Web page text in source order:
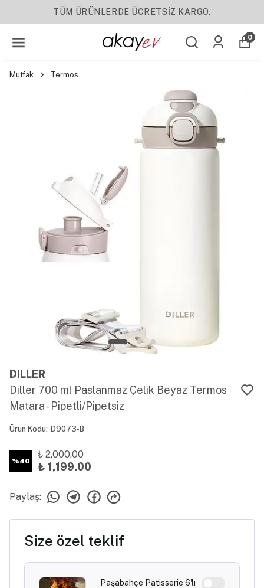
TÜM ÜRÜNLERDE ÜCRETSİZ KARGO.
0
Mutfak Termos
DILLER
Diller 700 ml Paslanmaz Çelik Beyaz Termos
Matara - Pipetli/Pipetsiz
Ürün Kodu: D9073-B
%40
₺ 2,000.00
₺ 1,199.00
Paylaş:
Size özel teklif
Paşabahçe Patisserie 6'lı